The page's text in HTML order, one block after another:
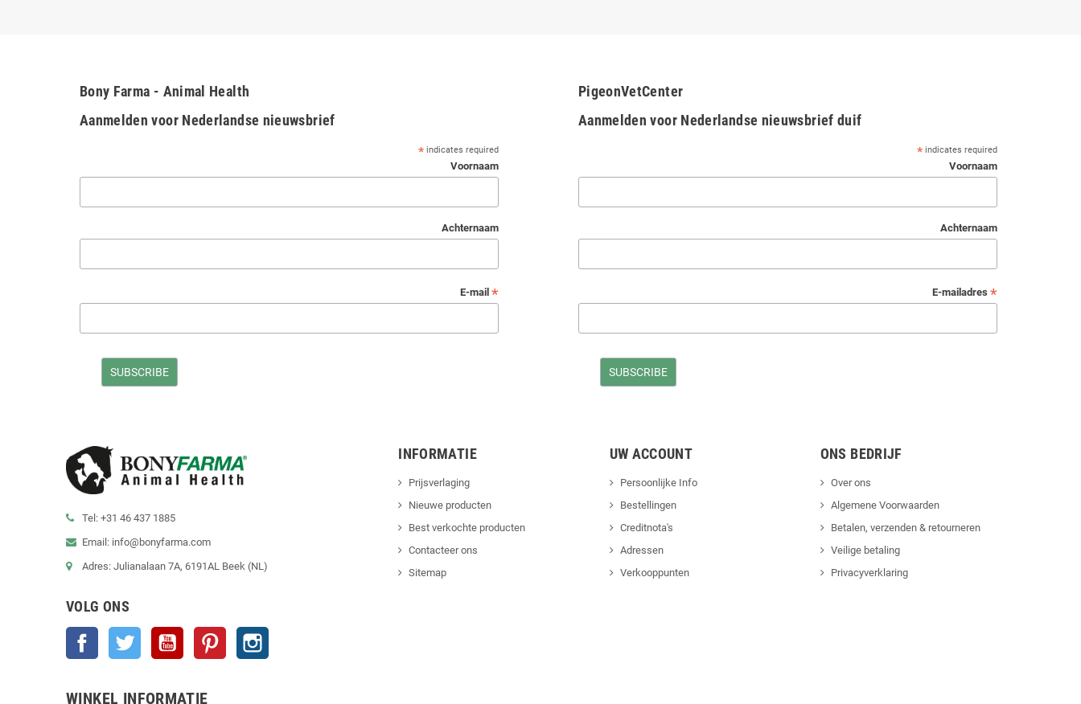
Bony Farma - Animal Health
Aanmelden voor Nederlandse nieuwsbrief
* indicates required
Voornaam
Achternaam
E-mail*
PigeonVetCenter
Aanmelden voor Nederlandse nieuwsbrief duif
* indicates required
Voornaam
Achternaam
E-mailadres*
Tel: +31 46 437 1885
Email: info@bonyfarma.com
Adres: Julianalaan 7A, 6191AL Beek (NL)
VOLG ONS
Facebook Twitter YouTube Pinterest
INFORMATIE
Prijsverlaging
Nieuwe producten
Best verkochte producten
Contacteer ons
Sitemap
UW ACCOUNT
Persoonlijke Info
Bestellingen
Creditnota's
Adressen
Verkooppunten
ONS BEDRIJF
Over ons
Algemene Voorwaarden
Betalen, verzenden & retourneren
Veilige betaling
Privacyverklaring
WINKEL INFORMATIE